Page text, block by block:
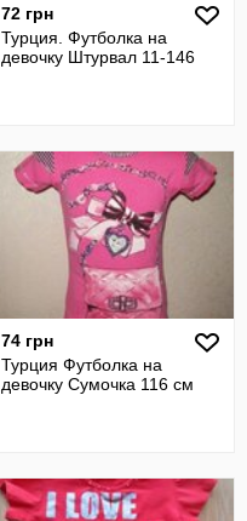
72 грн
Турция. Футболка на
девочку Штурвал 11-146
74 грн
Турция Футболка на
девочку Сумочка 116 см